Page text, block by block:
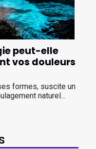
peut-elle
vos douleurs
formes, suscite un
naturel...